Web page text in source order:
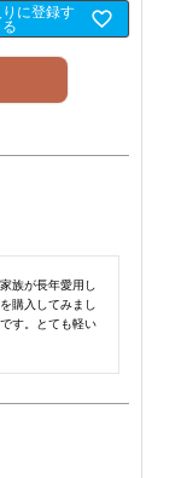
に登録す
る
族が長年愛用し
購入してみまし
す。とても軽い